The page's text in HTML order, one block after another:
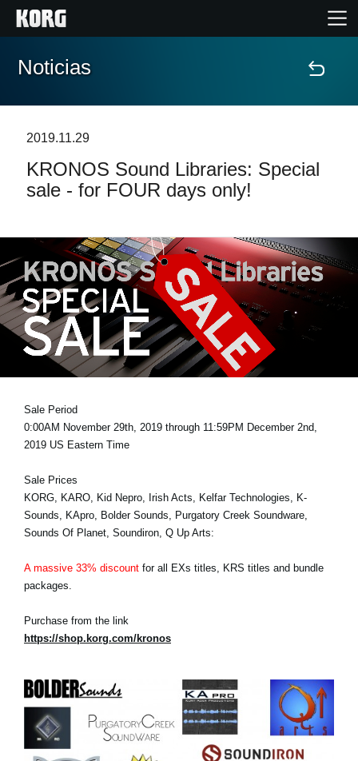
Inicio
Características
Soporte
Localizador de Tiendas
Noticias
Redes Sociales
Acerca de KORG
Noticias
2019.11.29
KRONOS Sound Libraries: Special
sale - for FOUR days only!
Sale Period
0:00AM November 29th, 2019 through 11:59PM December 2nd,
2019 US Eastern Time
Sale Prices
KORG, KARO, Kid Nepro, Irish Acts, Kelfar Technologies, K-
Sounds, KApro, Bolder Sounds, Purgatory Creek Soundware,
Sounds Of Planet, Soundiron, Q Up Arts:
A massive 33% discount for all EXs titles, KRS titles and bundle
packages.
Purchase from the link
https://shop.korg.com/kronos